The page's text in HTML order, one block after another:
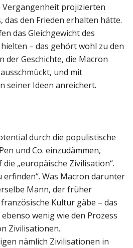
Vergangenheit projizierten
das den Frieden erhalten hätte.
das Gleichgewicht des
– das gehört wohl zu den
der Geschichte, die Macron
und mit
seiner Ideen anreichert.
durch die populistische
und Co. einzudämmen,
„europäische Zivilisation“.
erfinden“. Was Macron darunter
Mann, der früher
Kultur gäbe – das
wenig wie den Prozess
Zivilisationen.
nämlich Zivilisationen in